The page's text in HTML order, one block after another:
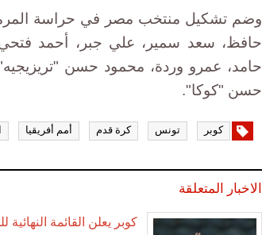
وضم تشكيل منتخب مصر في حراسة
حافظ، سعد سمير، علي جبر، أحمد
حامد، عمرو وردة، محمود حسن
حسن "كوكا".
كوبر تونس كرة قدم أمم أفريقيا
الاخبار المتعلقة
كوبر يعلن القائمة النهائية